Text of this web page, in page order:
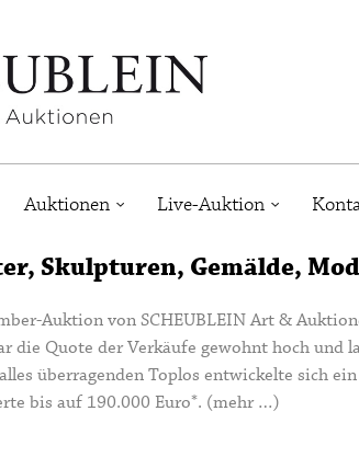
Auktionen Live-Auktion
Skulpturen, Gemälde,
Auktion von SCHEUBLEIN Art &
Quote der Verkäufe gewohnt hoch und
überragenden Toplos entwickelte sich
bis auf 190.000 Euro*. (mehr …)